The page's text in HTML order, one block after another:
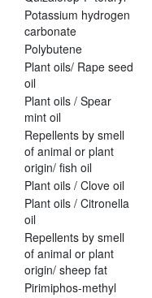
Potassium hydrogen
carbonate
Polybutene
Plant oils/ Rape seed
oil
Plant oils / Spear
mint oil
Repellents by smell
of animal or plant
origin/ fish oil
Plant oils / Clove oil
Plant oils / Citronella
oil
Repellents by smell
of animal or plant
origin/ sheep fat
Pirimiphos-methyl